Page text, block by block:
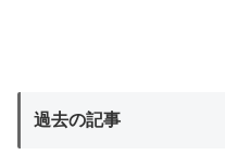
過去の記事